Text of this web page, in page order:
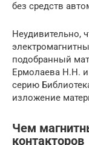
без средств
Неудивительно,
подобранный
Ермолаева Н.Н.
серию
изложение
Чем
контакторов